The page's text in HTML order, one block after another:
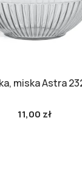
miska Astra
11,00 zł